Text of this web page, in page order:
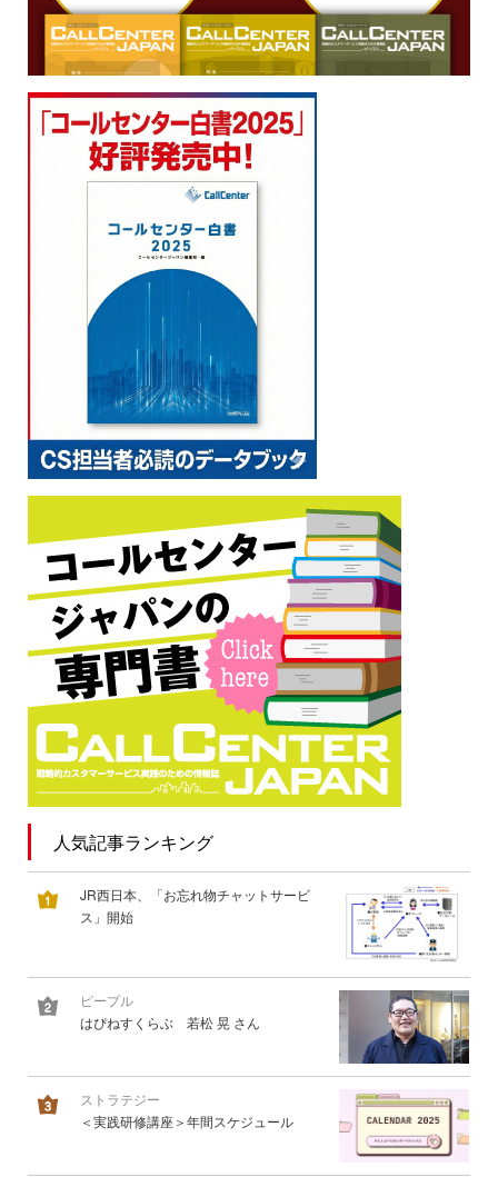
人気記事ランキング
JR西日本、「お忘れ物チャットサービ
ス」開始
ピープル
はぴねすくらぶ 若松 晃 さん
ストラテジー
＜実践研修講座＞年間スケジュール